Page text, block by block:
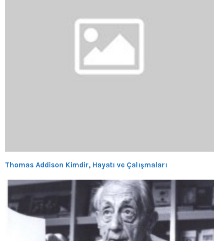
Thomas Addison Kimdir, Hayatı ve Çalışmaları